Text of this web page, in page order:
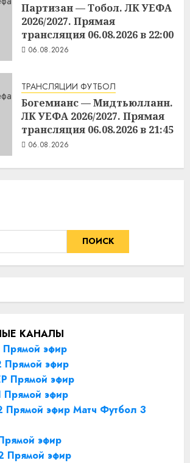
Партизан — Тобол. ЛК УЕФА
2026/2027. Прямая
трансляция 06.08.2026 в 22:00
06.08.2026
ТРАНСЛЯЦИИ ФУТБОЛ
Богемианс — Мидтьюлланн.
ЛК УЕФА 2026/2027. Прямая
трансляция 06.08.2026 в 21:45
06.08.2026
ПОИСК
КАНАЛЫ
эфир
эфир
Прямой эфир
Прямой эфир
Прямой эфир Матч Футбол 3
эфир
Прямой эфир